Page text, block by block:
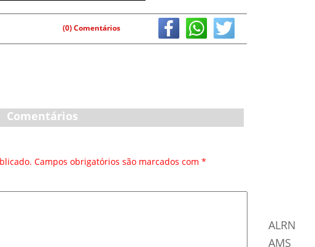
(0) Comentários
Comentários
Campos obrigatórios são marcados com *
ALRN
AMS